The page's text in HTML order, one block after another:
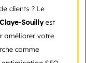
clients ? Le
Souillyest
améliorer votre
comme